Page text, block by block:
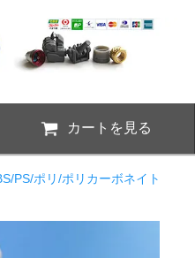
カートを見る
PS/ポリ/ポリカーボネイト